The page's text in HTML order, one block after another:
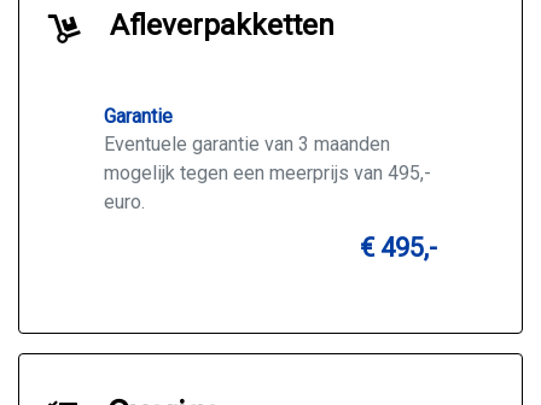
Afleverpakketten
Garantie
Eventuele garantie van 3 maanden
mogelijk tegen een meerprijs van 495,-
euro.
€ 495,-